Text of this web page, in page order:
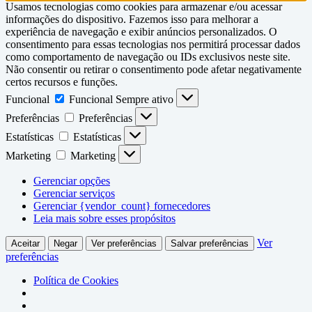
Usamos tecnologias como cookies para armazenar e/ou acessar
informações do dispositivo. Fazemos isso para melhorar a
experiência de navegação e exibir anúncios personalizados. O
consentimento para essas tecnologias nos permitirá processar dados
como comportamento de navegação ou IDs exclusivos neste site.
Não consentir ou retirar o consentimento pode afetar negativamente
certos recursos e funções.
Funcional
Funcional Sempre ativo
Preferências
Preferências
Estatísticas
Estatísticas
Marketing
Marketing
Gerenciar opções
Gerenciar serviços
Gerenciar {vendor_count} fornecedores
Leia mais sobre esses propósitos
Aceitar Negar Ver preferências Salvar preferências
Ver
preferências
Política de Cookies